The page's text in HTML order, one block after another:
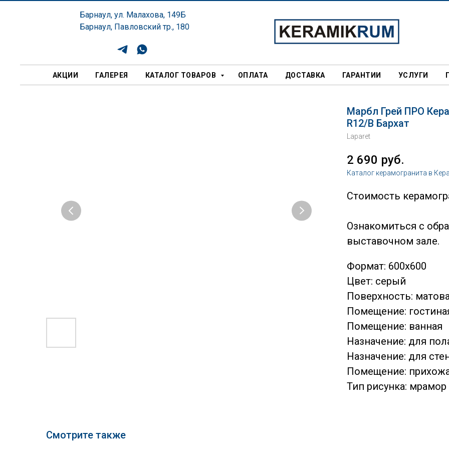
Барнаул, ул. Малахова, 149Б
Барнаул, Павловский тр., 180
АКЦИИ ГАЛЕРЕЯ КАТАЛОГ ТОВАРОВ ОПЛАТА ДОСТАВКА ГАРАНТИИ УСЛУГИ
Марбл Грей ПРО
R12/B Бархат
Laparet
2 690 руб.
Каталог керамогранита в
Стоимость
Ознакомиться с
выставочном зале.
Формат: 600х600
Цвет: серый
Поверхность:
Помещение:
Помещение: ванная
Назначение: для
Назначение: для
Помещение:
Тип рисунка: мрамор
Смотрите также